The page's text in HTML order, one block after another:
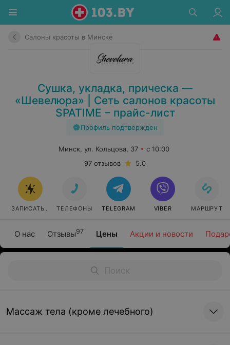
Салоны красоты в Минске
Сушка, укладка, прическа —
«Шевелюра» | Сеть салонов красоты
SPATIME – прайс-лист
Профиль подтвержден
О нас Отзывы97 Цены Акции и новости
Минск, ул. Кольцова, 37
с 10:00
97 отзывов
5.0
ЗАПИСАТЬСЯ ТЕЛЕФОНЫ TELEGRAM VIBER МАРШРУТ
Массаж тела (кроме лечебного)